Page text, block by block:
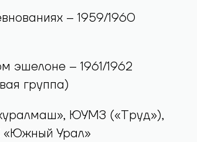
– 1959/1960
эшелоне – 1961/1962
группа)
ЮУМЗ («Труд»),
Урал»